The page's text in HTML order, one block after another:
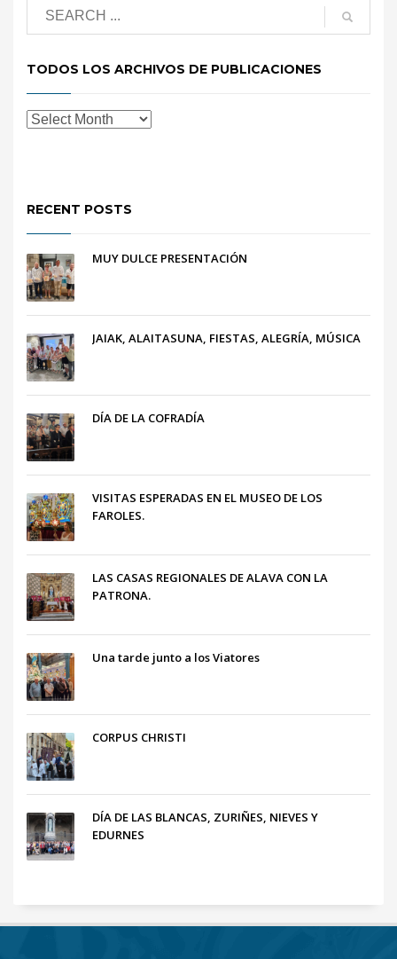
TODOS LOS ARCHIVOS DE PUBLICACIONES
RECENT POSTS
MUY DULCE PRESENTACIÓN
JAIAK, ALAITASUNA, FIESTAS, ALEGRÍA, MÚSICA
DÍA DE LA COFRADÍA
VISITAS ESPERADAS EN EL MUSEO DE LOS
FAROLES.
LAS CASAS REGIONALES DE ALAVA CON LA
PATRONA.
Una tarde junto a los Viatores
CORPUS CHRISTI
DÍA DE LAS BLANCAS, ZURIÑES, NIEVES Y
EDURNES